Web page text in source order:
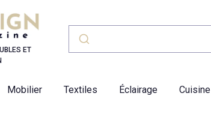
ET
Mobilier Textiles Éclairage Cuisine